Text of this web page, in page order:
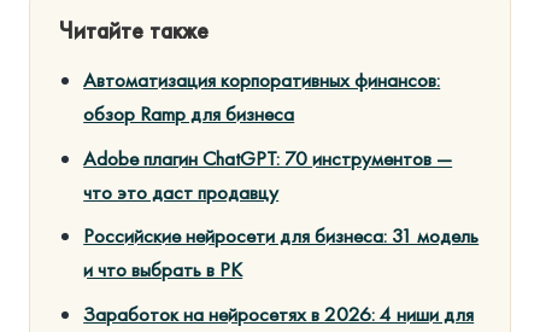
Читайте также
Автоматизация корпоративных финансов:
обзор Ramp для бизнеса
Adobe плагин ChatGPT: 70 инструментов —
что это даст продавцу
Российские нейросети для бизнеса: 31 модель
и что выбрать в РК
Заработок на нейросетях в 2026: 4 ниши для